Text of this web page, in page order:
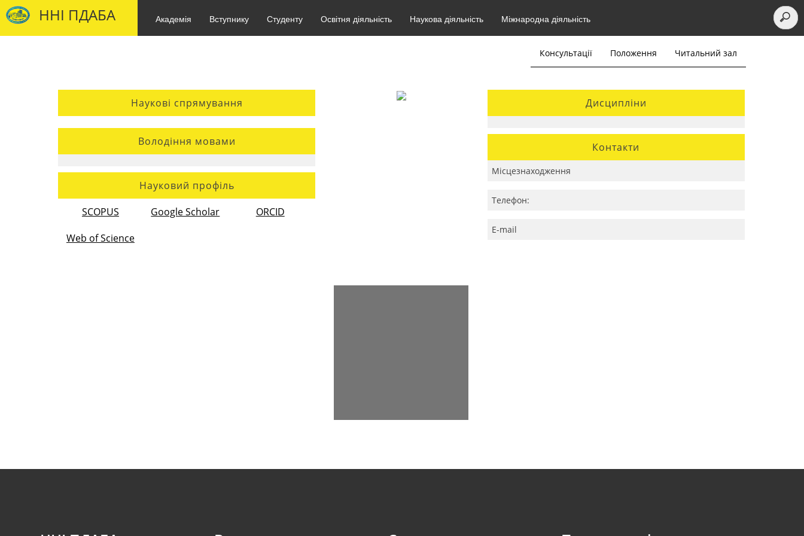
ННІ ПДАБА Академія Вступнику Студенту Освітня діяльність Наукова діяльність Міжнародна діяльність
Консультації Положення Читальний зал
Наукові спрямування
Володіння мовами
Науковий профіль
SCOPUS
Google Scholar
ORCID
Web of Science
Дисципліни
Контакти
Місцезнаходження
Телефон:
E-mail